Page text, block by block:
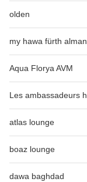
olden
my hawa fürth
Aqua Florya AVM
Les ambassadeurs
atlas lounge
boaz lounge
dawa baghdad